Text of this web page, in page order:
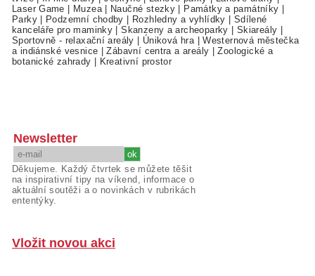
Laser Game
Muzea| Naučné stezky Památky a památníky
Parky| Podzemní chodby Rozhledny a vyhlídky
Sdílené
kanceláře pro maminky |Skanzeny a archeoparky Skiareály
Sportovně - relaxační areály
Úniková hra |Westernová městečka
a indiánské vesnice |Zábavní centra a areály |Zoologické a
botanické zahrady
Kreativní prostor
Newsletter
Děkujeme. Každý čtvrtek se můžete těšit
na inspirativní tipy na víkend, informace o
aktuální soutěži a o novinkách v rubrikách
ententýky.
Vložit novou akci